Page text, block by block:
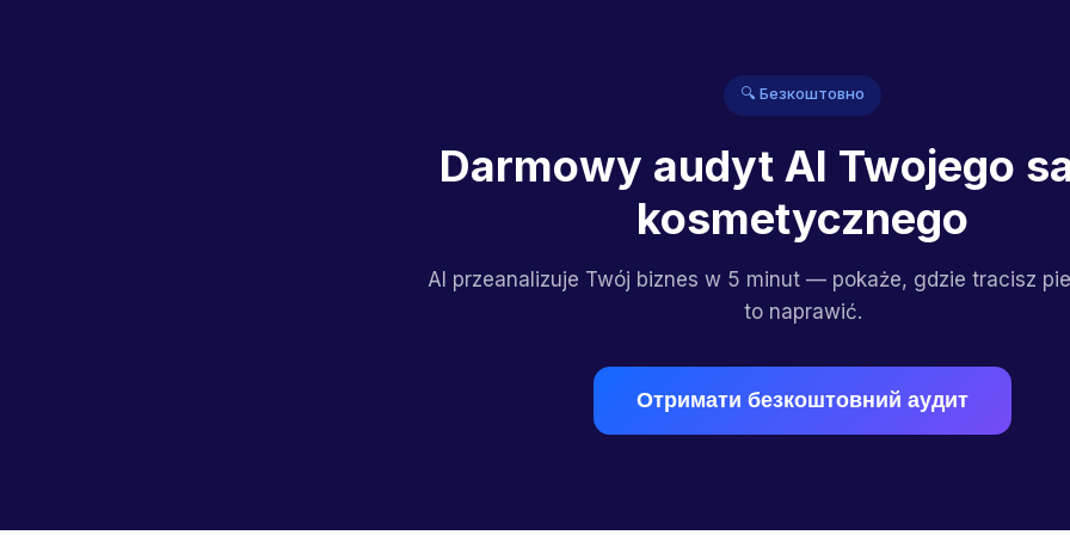
🔍 Безкоштовно
Darmowy audyt AI Twojego
kosmetycznego
AI przeanalizuje Twój biznes w 5 minut — pokaże, gdzie tracisz
to naprawić.
Отримати безкоштовний аудит